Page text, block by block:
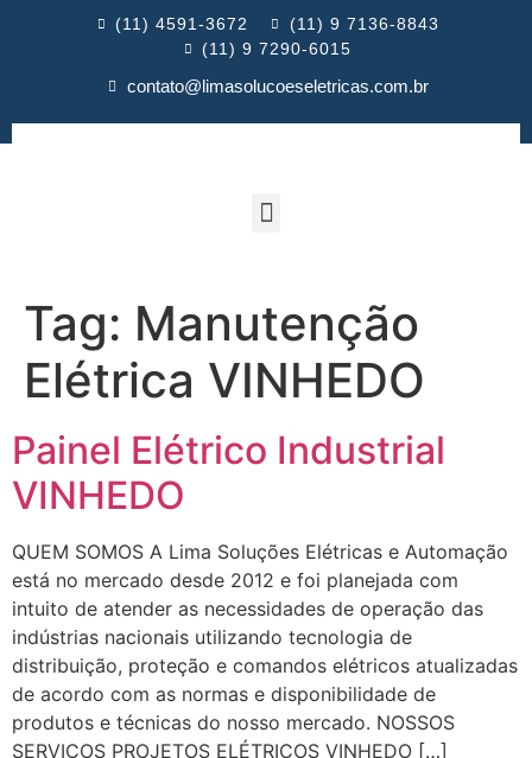
(11) 4591-3672
(11) 9 7136-8843
(11) 9 7290-6015
contato@limasolucoeseletricas.com.br
Tag: Manutenção
Elétrica VINHEDO
Painel Elétrico Industrial
VINHEDO
QUEM SOMOS A Lima Soluções Elétricas e Automação
está no mercado desde 2012 e foi planejada com
intuito de atender as necessidades de operação das
indústrias nacionais utilizando tecnologia de
distribuição, proteção e comandos elétricos atualizadas
de acordo com as normas e disponibilidade de
produtos e técnicas do nosso mercado. NOSSOS
SERVIÇOS PROJETOS ELÉTRICOS VINHEDO […]